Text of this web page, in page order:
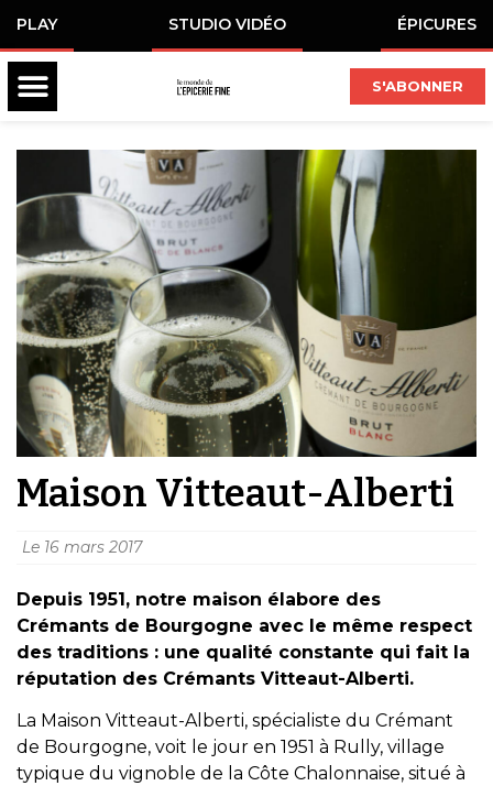
PLAY STUDIO VIDÉO ÉPICURES
S'ABONNER
Maison Vitteaut-Alberti
Le 16 mars 2017
Depuis 1951, notre maison élabore des
Crémants de Bourgogne avec le même respect
des traditions : une qualité constante qui fait la
réputation des Crémants Vitteaut-Alberti.
La Maison Vitteaut-Alberti, spécialiste du Crémant
de Bourgogne, voit le jour en 1951 à Rully, village
typique du vignoble de la Côte Chalonnaise, situé à